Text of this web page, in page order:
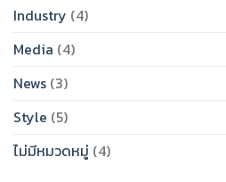
Industry (4)
Media (4)
News (3)
Style (5)
ไม่มีหมวดหมู่ (4)